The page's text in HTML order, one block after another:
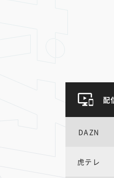
配
DAZN
虎テレ